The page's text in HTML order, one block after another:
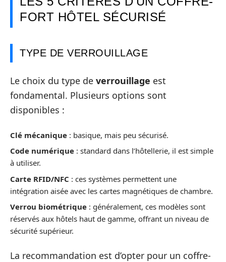
FORT HÔTEL SÉCURISÉ
TYPE DE VERROUILLAGE
Le choix du type de verrouillage est
fondamental. Plusieurs options sont
disponibles :
Clé mécanique : basique, mais peu sécurisé.
Code numérique : standard dans l’hôtellerie, il est simple
à utiliser.
Carte RFID/NFC : ces systèmes permettent une
intégration aisée avec les cartes magnétiques de chambre.
Verrou biométrique : généralement, ces modèles sont
réservés aux hôtels haut de gamme, offrant un niveau de
sécurité supérieur.
La recommandation est d’opter pour un coffre-